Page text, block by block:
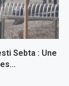
Sebta : Une